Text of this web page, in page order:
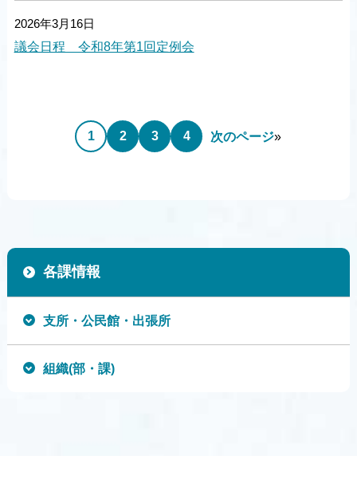
2026年3月16日
議会日程 令和8年第1回定例会
1 2 3 4 次のページ»
各課情報
支所・公民館・出張所
組織(部・課)